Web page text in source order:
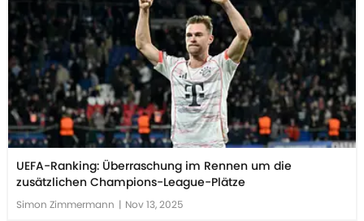
UEFA-Ranking: Überraschung im Rennen um die
zusätzlichen Champions-League-Plätze
Simon Zimmermann | Nov 13, 2025